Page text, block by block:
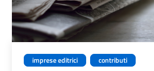
imprese editrici contributi